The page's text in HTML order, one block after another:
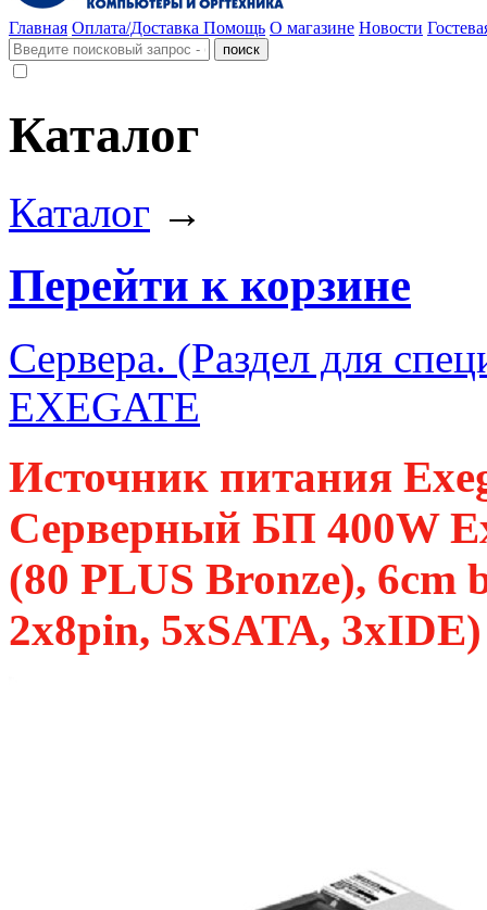
Главная Оплата/Доставка Помощь О магазине Новости
Каталог
Каталог →
Перейти к корзине
Сервера. (Раздел для
EXEGATE
Источник питания
Серверный БП 400W
(80 PLUS Bronze), 6cm
2x8pin, 5xSATA, 3xIDE)